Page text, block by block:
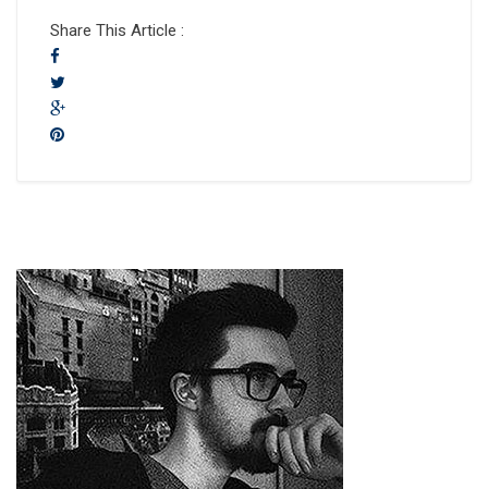
Share This Article :